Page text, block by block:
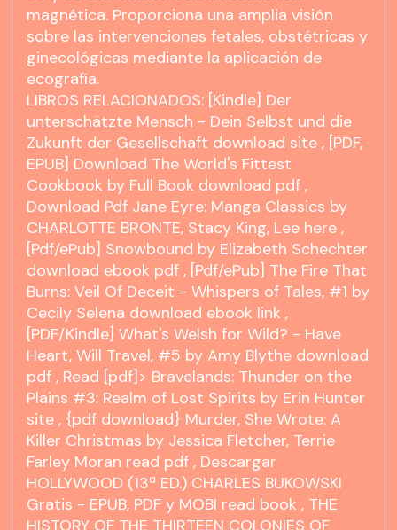
magnética. Proporciona una amplia visión
sobre las intervenciones fetales, obstétricas y
ginecológicas mediante la aplicación de
ecografía.
LIBROS RELACIONADOS: [Kindle] Der
unterschätzte Mensch - Dein Selbst und die
Zukunft der Gesellschaft downloadsite , [PDF,
EPUB] Download The World's Fittest
Cookbook by Full Book download pdf ,
Download Pdf Jane Eyre: Manga Classics by
CHARLOTTE BRONTE, Stacy King, Lee here ,
[Pdf/ePub] Snowbound by Elizabeth Schechter
download ebook pdf , [Pdf/ePub] The Fire That
Burns: Veil Of Deceit - Whispers of Tales, #1 by
Cecily Selena download ebook link ,
[PDF/Kindle] What's Welsh for Wild? - Have
Heart, Will Travel, #5 by Amy Blythe download
pdf , Read [pdf]> Bravelands: Thunder on the
Plains #3: Realm of Lost Spirits by Erin Hunter
site , {pdf download} Murder, She Wrote: A
Killer Christmas by Jessica Fletcher, Terrie
Farley Moran read pdf , Descargar
HOLLYWOOD (13ª ED.) CHARLES BUKOWSKI
Gratis - EPUB, PDF y MOBI read book , THE
HISTORY OF THE THIRTEEN COLONIES OF